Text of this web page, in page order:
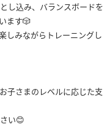
し込み、バランスボードを
ます🎲
しみながらトレーニングし
子さまのレベルに応じた支
い😊